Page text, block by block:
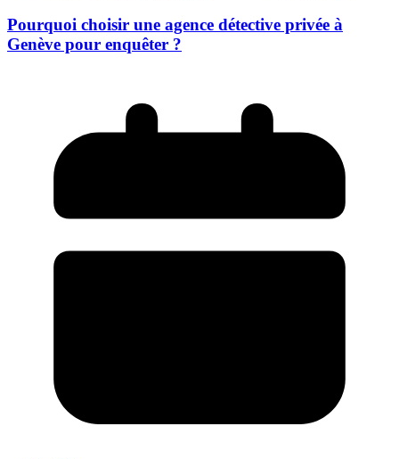
Pourquoi choisir une agence détective privée à
Genève pour enquêter ?